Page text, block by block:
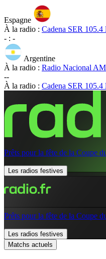
Espagne
À la radio : Cadena SER 105.4
- : -
Argentine
À la radio : Radio Nacional
--
À la radio : Cadena SER 105.4
Prêts pour la fête de la Coupe
Les radios festives
Prêts pour la fête de la Coupe
Les radios festives
Matchs actuels